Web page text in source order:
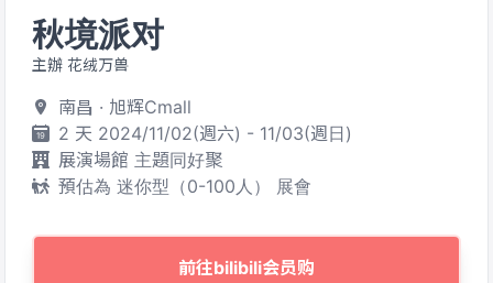
秋境派对
主辦 花绒万兽
南昌 · 旭辉Cmall
2 天 2024/11/02(週六) - 11/03(週日)
展演場館 主題同好聚
預估為 迷你型（0-100人） 展會
前往bilibili会员购